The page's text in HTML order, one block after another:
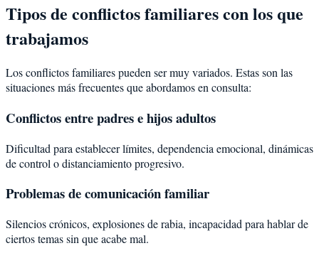
Tipos de conflictos familiares con los que
trabajamos
Los conflictos familiares pueden ser muy variados. Estas son las
situaciones más frecuentes que abordamos en consulta:
Conflictos entre padres e hijos adultos
Dificultad para establecer límites, dependencia emocional, dinámicas
de control o distanciamiento progresivo.
Problemas de comunicación familiar
Silencios crónicos, explosiones de rabia, incapacidad para hablar de
ciertos temas sin que acabe mal.